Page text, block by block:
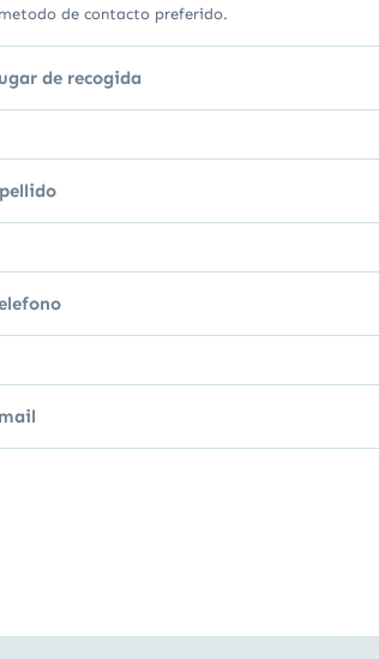
de contacto preferido.